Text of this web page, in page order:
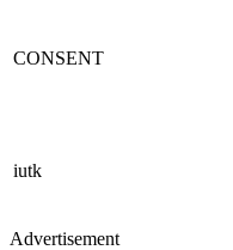
CONSENT
iutk
Advertisement